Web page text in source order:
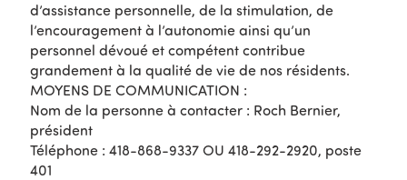
d’assistance personnelle, de la stimulation, de
l’encouragement à l’autonomie ainsi qu’un
personnel dévoué et compétent contribue
grandement à la qualité de vie de nos résidents.
MOYENS DE COMMUNICATION :
Nom de la personne à contacter : Roch Bernier,
président
Téléphone : 418-868-9337 OU 418-292-2920, poste
401